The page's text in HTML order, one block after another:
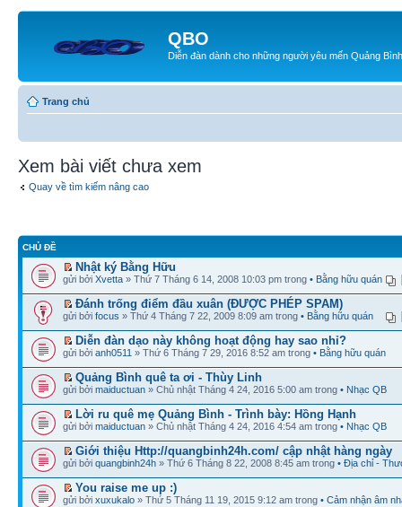
QBO
Diễn đàn dành cho những người yêu mến Quảng Bình
Trang chủ
Xem bài viết chưa xem
Quay về tìm kiếm nâng cao
CHỦ ĐỀ
Nhật ký Bằng Hữu
gửi bởi Xvetta » Thứ 7 Tháng 6 14, 2008 10:03 pm trong • Bằng hữu quán
Đánh trống điểm đầu xuân (ĐƯỢC PHÉP SPAM)
gửi bởi focus » Thứ 4 Tháng 7 22, 2009 8:09 am trong • Bằng hữu quán
Diễn đàn dạo này không hoạt động hay sao nhỉ?
gửi bởi anh0511 » Thứ 6 Tháng 7 29, 2016 8:52 am trong • Bằng hữu quán
Quảng Bình quê ta ơi - Thùy Linh
gửi bởi maiductuan » Chủ nhật Tháng 4 24, 2016 5:00 am trong • Nhạc QB
Lời ru quê mẹ Quảng Bình - Trình bày: Hồng Hạnh
gửi bởi maiductuan » Chủ nhật Tháng 4 24, 2016 4:54 am trong • Nhạc QB
Giới thiệu Http://quangbinh24h.com/ cập nhật hàng ngày
gửi bởi quangbinh24h » Thứ 6 Tháng 8 22, 2008 8:45 am trong • Địa chỉ -
You raise me up :)
gửi bởi xuxukalo » Thứ 5 Tháng 11 19, 2015 9:12 am trong • Cảm nhận âm